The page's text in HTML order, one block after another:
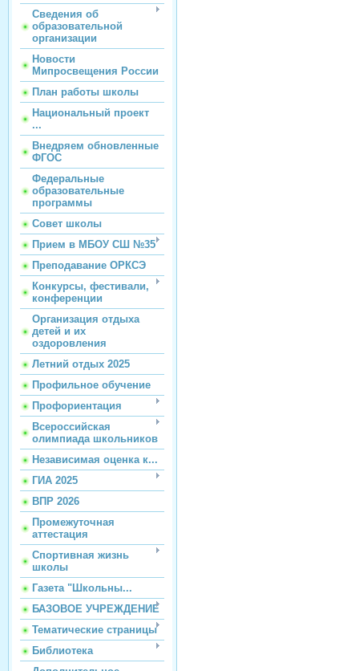
Сведения об
образовательной
организации
Новости
Мипросвещения России
План работы школы
Национальный проект
...
Внедряем обновленные
ФГОС
Федеральные
образовательные
программы
Совет школы
Прием в МБОУ СШ №35
Преподавание ОРКСЭ
Конкурсы, фестивали,
конференции
Организация отдыха
детей и их
оздоровления
Летний отдых 2025
Профильное обучение
Профориентация
Всероссийская
олимпиада школьников
Независимая оценка к...
ГИА 2025
ВПР 2026
Промежуточная
аттестация
Спортивная жизнь
школы
Газета "Школьны...
БАЗОВОЕ УЧРЕЖДЕНИЕ
Тематические страницы
Библиотека